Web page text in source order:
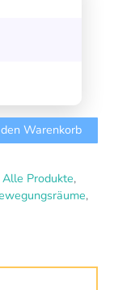
Warenkorb
Alle Produkte,
,